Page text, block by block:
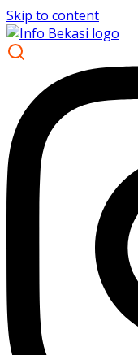
Skip to content